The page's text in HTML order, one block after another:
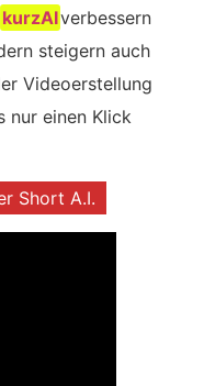
kurzAIverbessern
steigern auch
Videoerstellung
nur einen Klick
Short A.I.